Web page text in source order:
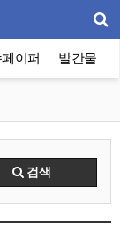
이퍼 발간물
검색